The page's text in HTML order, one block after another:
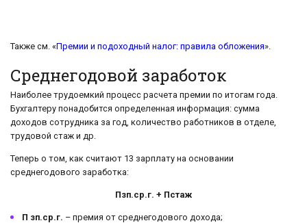
Также см. «Премии и подоходный налог: правила обложения».
Среднегодовой заработок
Наиболее трудоемкий процесс расчета премии по итогам года.
Бухгалтеру понадобится определенная информация: сумма
доходов сотрудника за год, количество работников в отделе,
трудовой стаж и др.
Теперь о том, как считают 13 зарплату на основании
среднегодового заработка:
Пзп.ср.г. + Пстаж
П зп.ср.г. – премия от среднегодового дохода;